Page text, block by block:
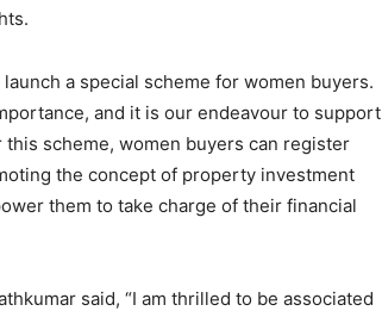
a special scheme for women buyers.
and it is our endeavour to support
scheme, women buyers can register
the concept of property investment
them to take charge of their financial
said, “I am thrilled to be associated